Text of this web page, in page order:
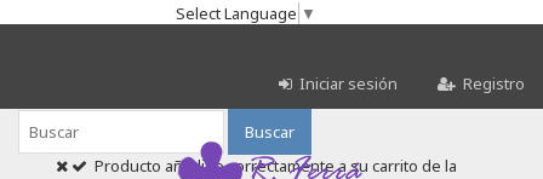
Select Language ▼
Iniciar sesión Registro
Buscar
Producto añadido correctamente a su carrito de la